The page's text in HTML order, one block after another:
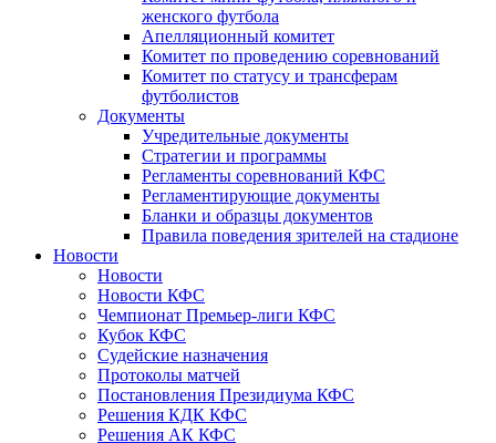
женского футбола
Апелляционный комитет
Комитет по проведению соревнований
Комитет по статусу и трансферам
футболистов
Документы
Учредительные документы
Стратегии и программы
Регламенты соревнований КФС
Регламентирующие документы
Бланки и образцы документов
Правила поведения зрителей на стадионе
Новости
Новости
Новости КФС
Чемпионат Премьер-лиги КФС
Кубок КФС
Судейские назначения
Протоколы матчей
Постановления Президиума КФС
Решения КДК КФС
Решения АК КФС